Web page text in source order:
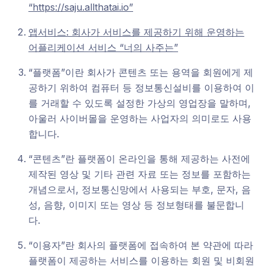
“https://saju.allthatai.io”
앱서비스: 회사가 서비스를 제공하기 위해 운영하는
어플리케이션 서비스 “너의 사주는”
“플랫폼”이란 회사가 콘텐츠 또는 용역을 회원에게 제
공하기 위하여 컴퓨터 등 정보통신설비를 이용하여 이
를 거래할 수 있도록 설정한 가상의 영업장을 말하며,
아울러 사이버몰을 운영하는 사업자의 의미로도 사용
합니다.
“콘텐츠”란 플랫폼이 온라인을 통해 제공하는 사전에
제작된 영상 및 기타 관련 자료 또는 정보를 포함하는
개념으로서, 정보통신망에서 사용되는 부호, 문자, 음
성, 음향, 이미지 또는 영상 등 정보형태를 불문합니
다.
“이용자”란 회사의 플랫폼에 접속하여 본 약관에 따라
플랫폼이 제공하는 서비스를 이용하는 회원 및 비회원